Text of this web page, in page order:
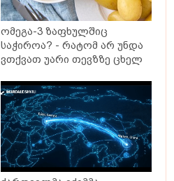
ომეგა-3 ზაფხულშიც
საჭიროა? - რატომ არ უნდა
ვთქვათ უარი თევზზე ცხელ